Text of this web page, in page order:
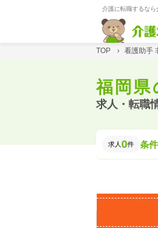
介護に転職するなら
TOP › 看護助手
福岡県
求人・転職
求人 0件 条